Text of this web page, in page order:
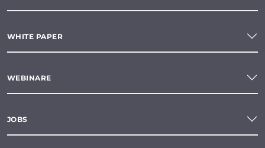
WHITE PAPER
WEBINARE
JOBS